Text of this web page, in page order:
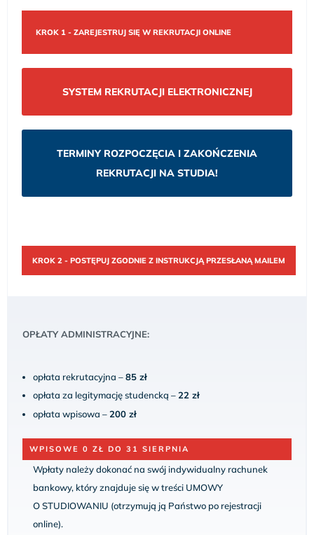
KROK 1 - ZAREJESTRUJ SIĘ W REKRUTACJI ONLINE
SYSTEM REKRUTACJI ELEKTRONICZNEJ
TERMINY ROZPOCZĘCIA I ZAKOŃCZENIA
REKRUTACJI NA STUDIA!
KROK 2 - POSTĘPUJ ZGODNIE Z INSTRUKCJĄ PRZESŁANĄ MAILEM
OPŁATY ADMINISTRACYJNE:
opłata rekrutacyjna –85 zł
opłata za legitymację studencką –22 zł
opłata wpisowa –200 zł
WPISOWE 0 ZŁ DO 31 SIERPNIA
Wpłaty należy dokonać na swój indywidualny rachunek
bankowy, który znajduje się w treści UMOWY
O STUDIOWANIU (otrzymują ją Państwo po rejestracji
online).